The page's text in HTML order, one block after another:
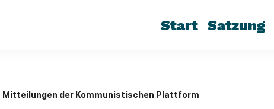
Start Satzung
Mitteilungen der Kommunistischen Plattform